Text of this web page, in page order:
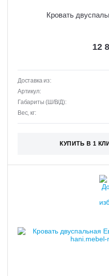
Кровать
12
Доставка из:
Артикул:
Габариты (Ш/В/Д):
Вес, кг:
КУПИТЬ В 1